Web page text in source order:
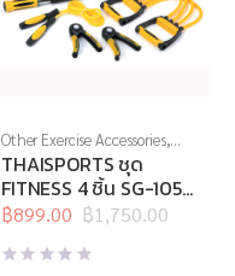
Other Exercise Accessories,
Thai Sports,Thai Sports
Brand,อุปกรณ์บริหารกาย
THAISPORTS ชุด
FITNESS 4 ชิ้น SG-1059
เหลือง
฿1,750.00
Original
price
was:
฿899.00
Current
price
is: